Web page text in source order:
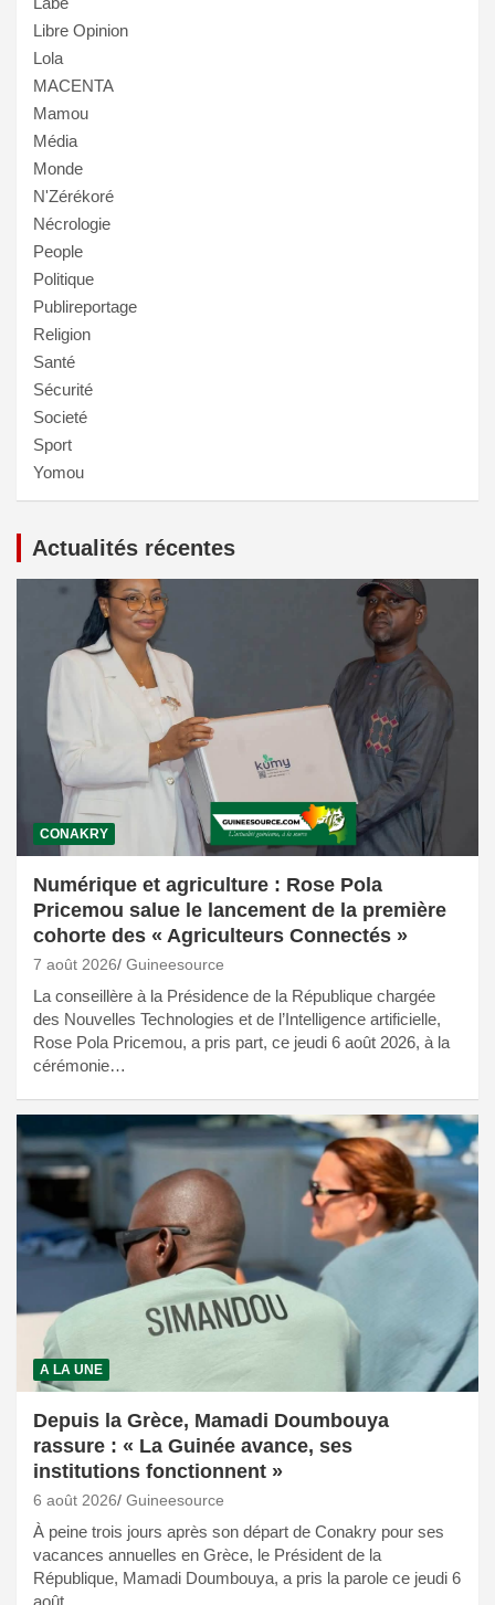
Libre Opinion
Lola
MACENTA
Mamou
Média
Monde
N'Zérékoré
Nécrologie
People
Politique
Publireportage
Religion
Santé
Sécurité
Societé
Sport
Yomou
Actualités récentes
CONAKRY
Numérique et agriculture : Rose Pola
Pricemou salue le lancement de la première
cohorte des « Agriculteurs Connectés »
7 août 2026 Guineesource
La conseillère à la Présidence de la République chargée
des Nouvelles Technologies et de l’Intelligence artificielle,
Rose Pola Pricemou, a pris part, ce jeudi 6 août 2026, à la
cérémonie…
A LA UNE
Depuis la Grèce, Mamadi Doumbouya
rassure : « La Guinée avance, ses
institutions fonctionnent »
6 août 2026 Guineesource
À peine trois jours après son départ de Conakry pour ses
vacances annuelles en Grèce, le Président de la
République, Mamadi Doumbouya, a pris la parole ce jeudi 6
août…